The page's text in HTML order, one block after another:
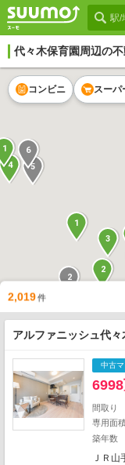
代々木保育園周辺の
2
5
2
5
4
3
1
32
2
6
3
2
1
1
5
2
1
コンビニ スーパ
2,019件
アルファニッシュ代々
中古
間取り
専用面
築年数
ＪＲ山